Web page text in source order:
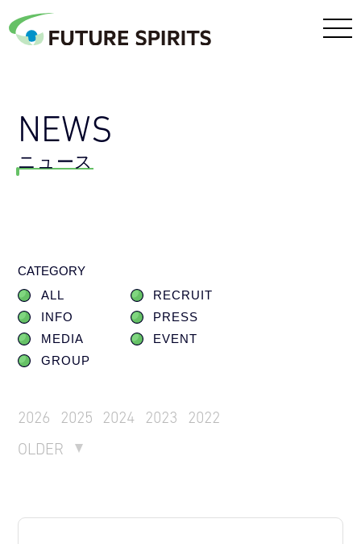
NEWS
ニュース
CATEGORY
ALL
RECRUIT
INFO
PRESS
MEDIA
EVENT
GROUP
2026 2025 2024 2023
2022
OLDER